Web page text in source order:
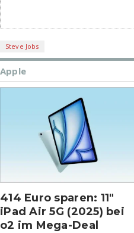
Steve Jobs
Apple
414 Euro sparen: 11″
iPad Air 5G (2025) bei
o2 im Mega-Deal